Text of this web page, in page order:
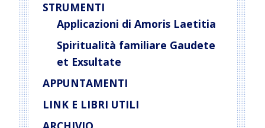
STRUMENTI
Applicazioni di Amoris Laetitia
Spiritualità familiare Gaudete
et Exsultate
APPUNTAMENTI
LINK E LIBRI UTILI